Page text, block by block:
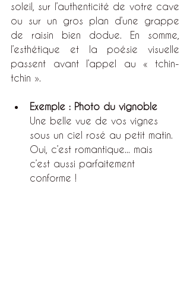
soleil, sur l’authenticité de votre cave
ou sur un gros plan d’une grappe
de raisin bien dodue. En somme,
l’esthétique et la poésie visuelle
passent avant l’appel au « tchin-
tchin ».
Exemple : Photo du vignoble
Une belle vue de vos vignes
sous un ciel rosé au petit matin.
Oui, c’est romantique... mais
c’est aussi parfaitement
conforme !